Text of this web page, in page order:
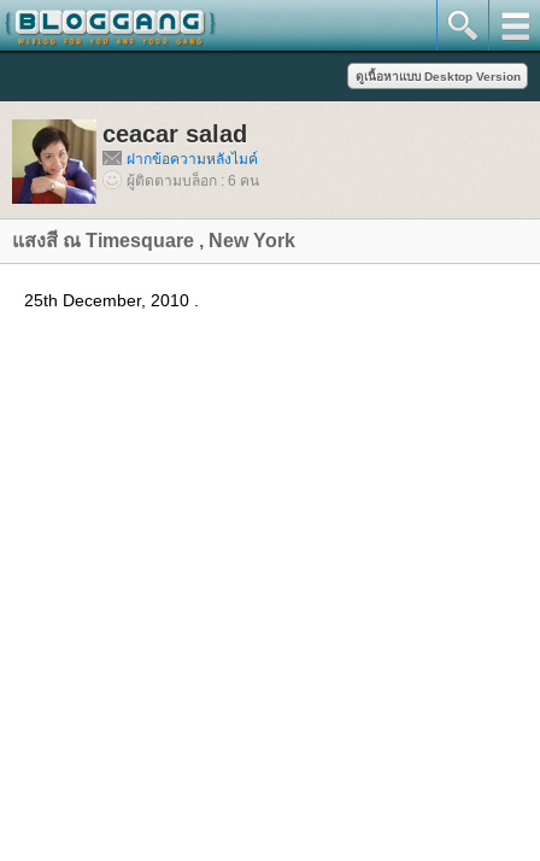
ceacar salad
ฝากข้อความหลังไมค์
ผู้ติดตามบล็อก : 6 คน
สงสี ณ Timesquare , New York
25th December, 2010 .